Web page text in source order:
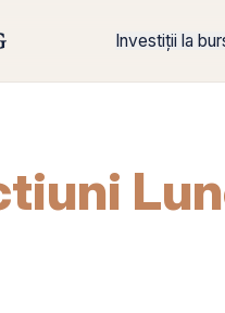
Investiții la